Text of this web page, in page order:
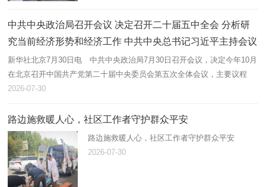
中共中央政治局召开会议 决定召开二十届五中全会 分析研
究当前经济形势和经济工作 中共中央总书记习近平主持会议
新华社北京7月30日电 中共中央政治局7月30日召开会议，决定今年10月
在北京召开中国共产党第二十届中央委员会第五次全体会议，主要议程
是，中共中央政治局向中央委员会报告工作，研究持之以恒推进全面从严
2026-07-30
路边施救暖人心，社区工作者守护群众平安
路边施救暖人心，社区工作者守护群众平安
2026-07-30